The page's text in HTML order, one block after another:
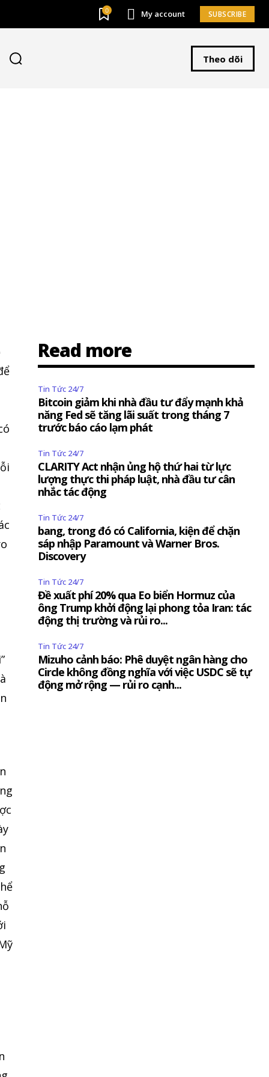
0 My account SUBSCRIBE
Theo dõi
Read more
Tin Tức 24/7
Bitcoin giảm khi nhà đầu tư đẩy mạnh khả
năng Fed sẽ tăng lãi suất trong tháng 7
trước báo cáo lạm phát
Tin Tức 24/7
CLARITY Act nhận ủng hộ thứ hai từ lực
lượng thực thi pháp luật, nhà đầu tư cân
nhắc tác động
Tin Tức 24/7
bang, trong đó có California, kiện để chặn
sáp nhập Paramount và Warner Bros.
Discovery
Tin Tức 24/7
Đề xuất phí 20% qua Eo biển Hormuz của
ông Trump khởi động lại phong tỏa Iran: tác
động thị trường và rủi ro...
Tin Tức 24/7
Mizuho cảnh báo: Phê duyệt ngân hàng cho
Circle không đồng nghĩa với việc USDC sẽ tự
động mở rộng — rủi ro cạnh...